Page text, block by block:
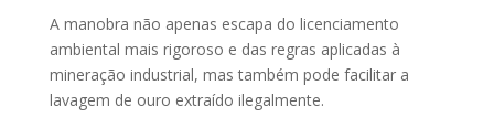
A manobra não apenas escapa do licenciamento
ambiental mais rigoroso e das regras aplicadas à
mineração industrial, mas também pode facilitar a
lavagem de ouro extraído ilegalmente.